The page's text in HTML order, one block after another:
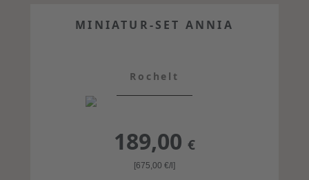
MINIATUR-SET ANNIA
Rochelt
189,00 €
[675,00 €/l]